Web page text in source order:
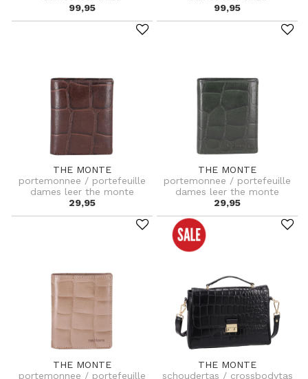
99,95
99,95
THE MONTE
portemonnee / portefeuille
dames leer the monte
29,95
THE MONTE
portemonnee / portefeuille
dames leer the monte
29,95
THE MONTE
portemonnee / portefeuille
THE MONTE
schoudertas / crossbodytas